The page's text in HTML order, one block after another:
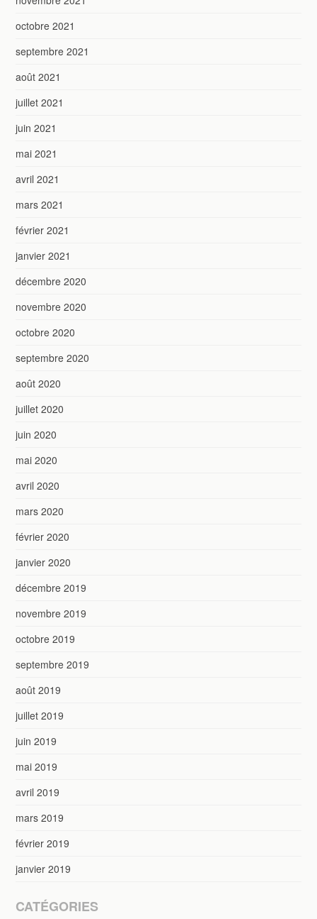
octobre 2021
septembre 2021
août 2021
juillet 2021
juin 2021
mai 2021
avril 2021
mars 2021
février 2021
janvier 2021
décembre 2020
novembre 2020
octobre 2020
septembre 2020
août 2020
juillet 2020
juin 2020
mai 2020
avril 2020
mars 2020
février 2020
janvier 2020
décembre 2019
novembre 2019
octobre 2019
septembre 2019
août 2019
juillet 2019
juin 2019
mai 2019
avril 2019
mars 2019
février 2019
janvier 2019
CATÉGORIES